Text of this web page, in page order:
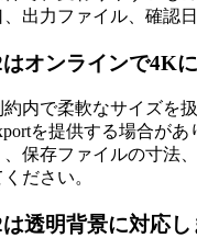
出力ファイル、確認
オンラインで4K
内で柔軟なサイズを
を提供する場合が
保存ファイルの寸法、
ださい。
透明背景に対応し